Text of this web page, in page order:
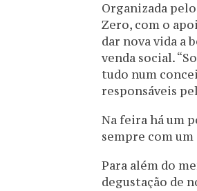
Organizada
Zero, com o
dar nova vida a
venda social.
tudo num
responsáveis
Na feira há um
sempre com
Para além do
degustação de